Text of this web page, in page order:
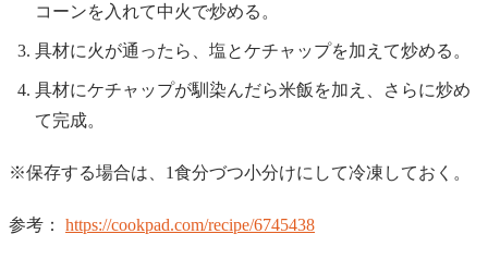
コーンを入れて中火で炒める。
具材に火が通ったら、塩とケチャップを加えて炒める。
具材にケチャップが馴染んだら米飯を加え、さらに炒め
て完成。
※保存する場合は、1食分づつ小分けにして冷凍しておく。
参考： https://cookpad.com/recipe/6745438